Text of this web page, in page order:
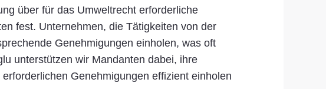
über für das Umweltrecht erforderliche
fest. Unternehmen, die Tätigkeiten von der
Genehmigungen einholen, was oft
unterstützen wir Mandanten dabei, ihre
Genehmigungen effizient einholen